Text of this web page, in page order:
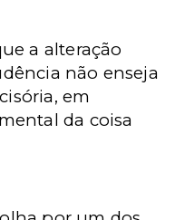
a alteração
não enseja
em
da coisa